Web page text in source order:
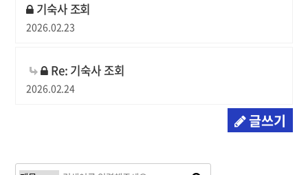
기숙사 조회
2026.02.23
Re: 기숙사 조회
2026.02.24
글쓰기